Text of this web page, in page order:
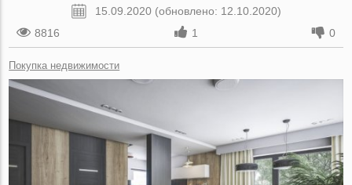
15.09.2020 (обновлено: 12.10.2020)
8816
1 0
Покупка недвижимости